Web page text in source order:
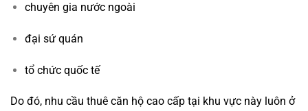
chuyên gia nước ngoài
đại sứ quán
tổ chức quốc tế
Do đó, nhu cầu thuê căn hộ cao cấp tại khu vực này luôn ở